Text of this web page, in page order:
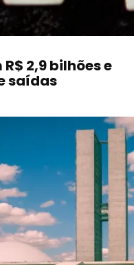
2,9 bilhões e
saídas